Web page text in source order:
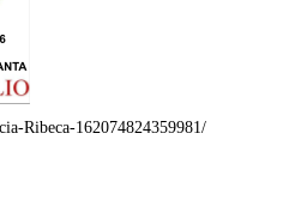
Ribeca-162074824359981/